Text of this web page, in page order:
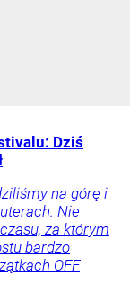
Dziś
na górę i
Nie
za którym
bardzo
OFF